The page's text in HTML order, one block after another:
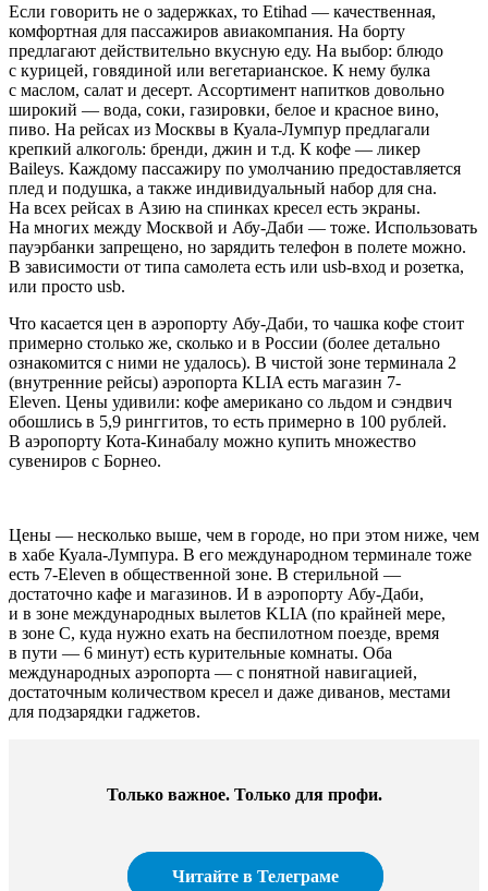
Если говорить не о задержках, то Etihad — качественная,
комфортная для пассажиров авиакомпания. На борту
предлагают действительно вкусную еду. На выбор: блюдо
с курицей, говядиной или вегетарианское. К нему булка
с маслом, салат и десерт. Ассортимент напитков довольно
широкий — вода, соки, газировки, белое и красное вино,
пиво. На рейсах из Москвы в Куала-Лумпур предлагали
крепкий алкоголь: бренди, джин и т.д. К кофе — ликер
Baileys. Каждому пассажиру по умолчанию предоставляется
плед и подушка, а также индивидуальный набор для сна.
На всех рейсах в Азию на спинках кресел есть экраны.
На многих между Москвой и Абу-Даби — тоже. Использовать
пауэрбанки запрещено, но зарядить телефон в полете можно.
В зависимости от типа самолета есть или usb-вход и розетка,
или просто usb.
Что касается цен в аэропорту Абу-Даби, то чашка кофе стоит
примерно столько же, сколько и в России (более детально
ознакомится с ними не удалось). В чистой зоне терминала 2
(внутренние рейсы) аэропорта KLIA есть магазин 7-
Eleven. Цены удивили: кофе американо со льдом и сэндвич
обошлись в 5,9 ринггитов, то есть примерно в 100 рублей.
В аэропорту Кота-Кинабалу можно купить множество
сувениров с Борнео.
Цены — несколько выше, чем в городе, но при этом ниже, чем
в хабе Куала-Лумпура. В его международном терминале тоже
есть 7-Eleven в общественной зоне. В стерильной —
достаточно кафе и магазинов. И в аэропорту Абу-Даби,
и в зоне международных вылетов KLIA (по крайней мере,
в зоне С, куда нужно ехать на беспилотном поезде, время
в пути — 6 минут) есть курительные комнаты. Оба
международных аэропорта — с понятной навигацией,
достаточным количеством кресел и даже диванов, местами
для подзарядки гаджетов.
Только важное. Только для профи.​
Читайте в Телеграме